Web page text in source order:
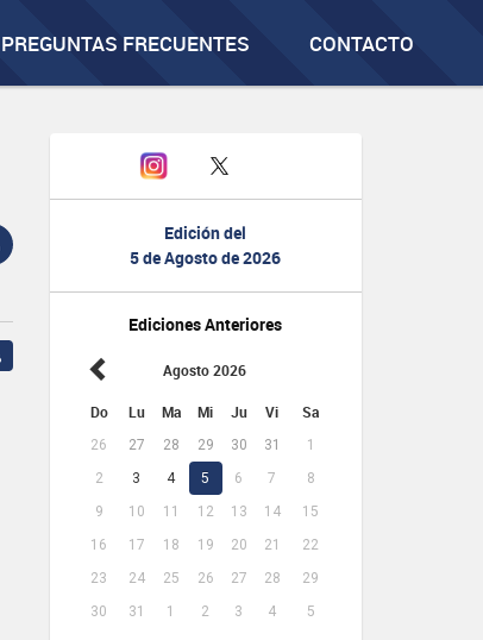
PREGUNTAS FRECUENTES CONTACTO
Edición del
5 de Agosto de 2026
Ediciones Anteriores
Agosto 2026
Do Lu Ma Mi Ju Vi Sa
26 27 28 29 30 31
1
2
3 4 5 6 7
8
9
10 11 12 13 14
15
16
17 18 19 20 21
22
23
24 25 26 27 28
29
30
31 1 2 3 4 5